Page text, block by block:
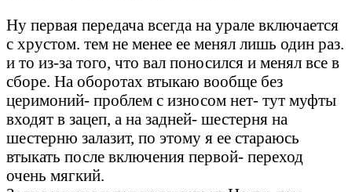
Ну первая передача всегда на урале включается
с хрустом. тем не менее ее менял лишь один раз.
и то из-за того, что вал поносился и менял все в
сборе. На оборотах втыкаю вообще без
церимоний- проблем с износом нет- тут муфты
входят в зацеп, а на задней- шестерня на
шестерню залазит, по этому я ее стараюсь
втыкать после включения первой- переход
очень мягкий.